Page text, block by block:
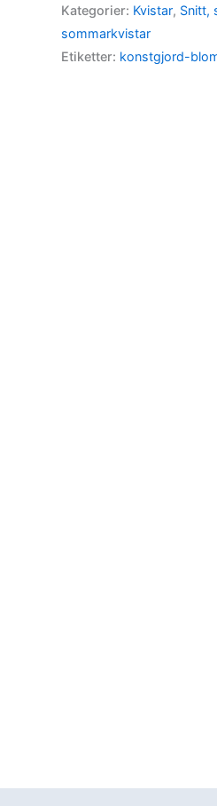
Kategorier: Kvistar, Snitt,
sommarkvistar
Etiketter: konstgjord-